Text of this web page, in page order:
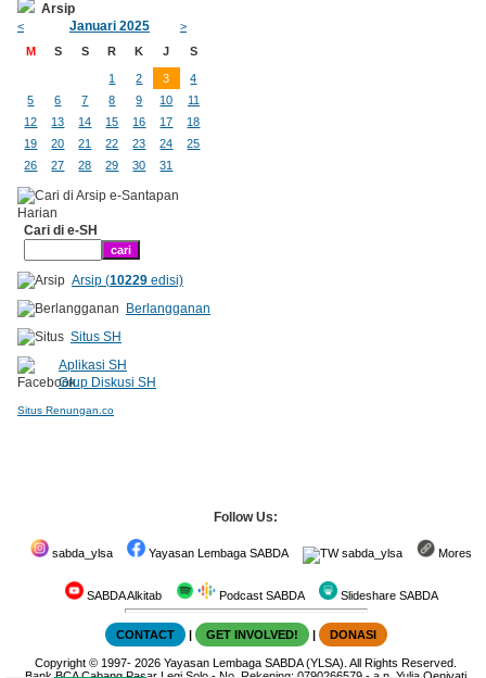
Arsip
< Januari 2025
>
M
S S R K J S
1 2 3
4
5
6 7 8 9 10
11
12
13 14 15 16 17
18
19
20 21 22 23 24
25
26
27 28 29 30 31
Cari di e-SH
Arsip (10229edisi)
Berlangganan
Situs SH
Aplikasi SH
Grup Diskusi SH
Situs Renungan.co
Follow Us:
sabda_ylsa Yayasan Lembaga SABDA sabda_ylsa Mores
SABDA Alkitab Podcast SABDA Slideshare SABDA
CONTACT | GET INVOLVED! | DONASI
Copyright © 1997-2026Yayasan Lembaga SABDA (YLSA). All Rights Reserved.